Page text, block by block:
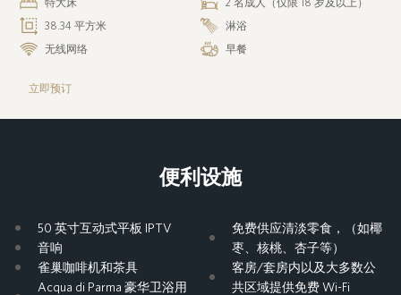
38.34 平方米
淋浴
无线网络
早餐
立即预订
便利设施
50 英寸互动式平板 IPTV
音响
雀巢咖啡机和茶具
Acqua di Parma 豪华卫浴用
免费供应清淡零食，（如椰
枣、核桃、杏子等）
客房/套房内以及大多数公
共区域提供免费 Wi-Fi